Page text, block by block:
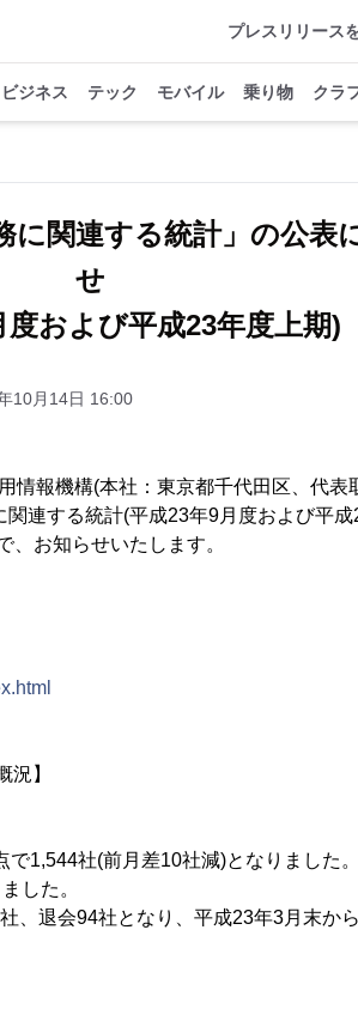
プレスリリース
ビジネス テック モバイル 乗り物 クラ
に関連する統計」の公表
せ
度および平成23年度上期)
10月14日 16:00
報機構(本社：東京都千代田区、代表
連する統計(平成23年9月度および平
お知らせいたします。
況】
1,544社(前月差10社減)となりました
した。
、退会94社となり、平成23年3月末か